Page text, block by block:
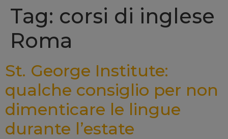
Tag: corsi di inglese
Roma
St. George Institute:
qualche consiglio per non
dimenticare le lingue
durante l’estate